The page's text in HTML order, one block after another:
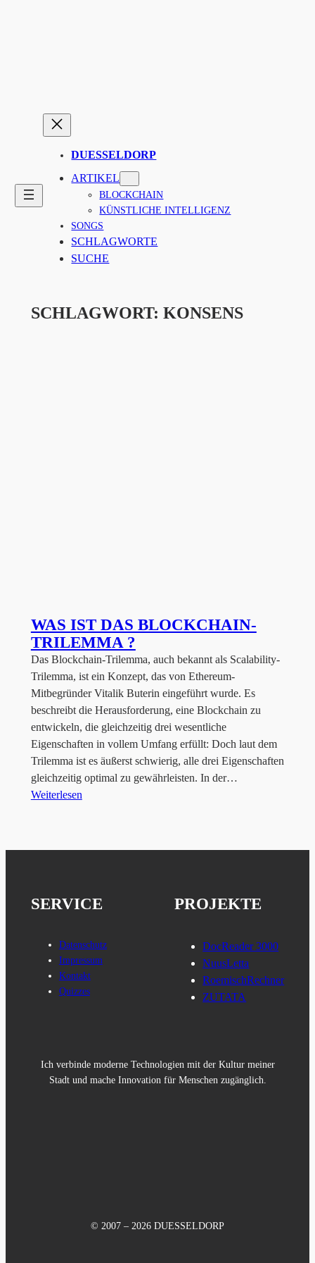
DUESSELDORP
ARTIKEL
BLOCKCHAIN
KÜNSTLICHE INTELLIGENZ
SONGS
SCHLAGWORTE
SUCHE
SCHLAGWORT: KONSENS
WAS IST DAS BLOCKCHAIN-
TRILEMMA ?
Das Blockchain-Trilemma, auch bekannt als Scalability-
Trilemma, ist ein Konzept, das von Ethereum-
Mitbegründer Vitalik Buterin eingeführt wurde. Es
beschreibt die Herausforderung, eine Blockchain zu
entwickeln, die gleichzeitig drei wesentliche
Eigenschaften in vollem Umfang erfüllt: Doch laut dem
Trilemma ist es äußerst schwierig, alle drei Eigenschaften
gleichzeitig optimal zu gewährleisten. In der…
Weiterlesen
SERVICE
Datenschutz
Impressum
Kontakt
Quizzes
PROJEKTE
DocReader 3000
NuusLetta
RoemischRechner
ZUTATA
Ich verbinde moderne Technologien mit der Kultur meiner
Stadt und mache Innovation für Menschen zugänglich.
© 2007 – 2026 DUESSELDORP